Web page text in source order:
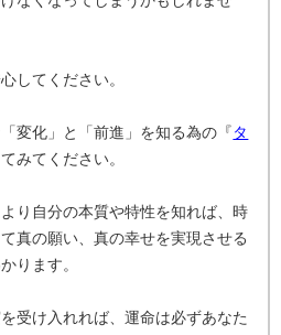
してください。
変化」と「前進」を知る為の『 タ
みてください。
り自分の本質や特性を知れば、時
真の願い、真の幸せを実現させる
ります。
受け入れれば、運命は必ずあなた